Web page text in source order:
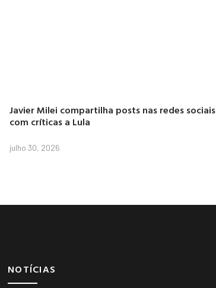
Javier Milei compartilha posts nas redes sociais
com críticas a Lula
julho 30, 2026
NOTÍCIAS